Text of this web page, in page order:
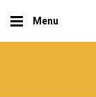
Menu